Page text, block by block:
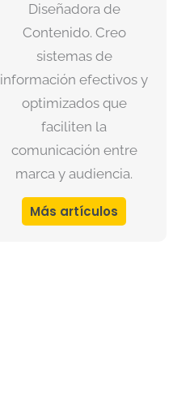
Diseñadora de
Contenido. Creo
sistemas de
información efectivos y
optimizados que
faciliten la
comunicación entre
marca y audiencia.
Más artículos